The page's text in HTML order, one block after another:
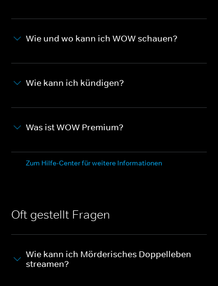
Wie und wo kann ich WOW schauen?
Wie kann ich kündigen?
Was ist WOW Premium?
Zum Hilfe-Center für weitere Informationen
Oft gestellt Fragen
Wie kann ich Mörderisches Doppelleben
streamen?